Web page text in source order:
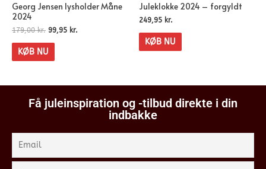
Georg Jensen lysholder Måne
2024
179,00kr. 99,95 kr.
KØB NU
Juleklokke 2024 – forgyldt
249,95 kr.
KØB NU
Få juleinspiration og -tilbud direkte i din
indbakke